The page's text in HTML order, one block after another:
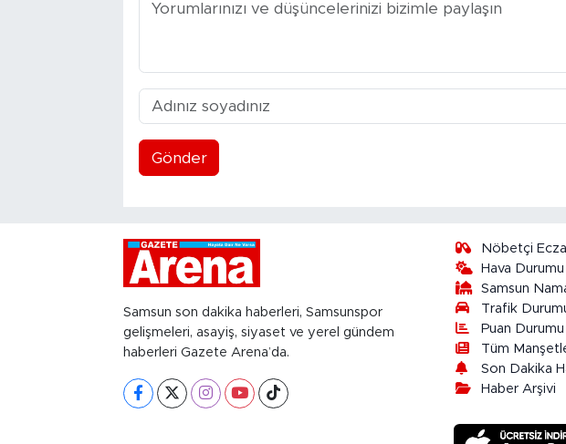
Gönder
Samsun son dakika haberleri, Samsunspor
gelişmeleri, asayiş, siyaset ve yerel gündem
haberleri Gazete Arena’da.
Nöbetçi
Hava Durumu
Samsun
Trafik
Puan
Tüm
Son Dakika
Haber Arşivi